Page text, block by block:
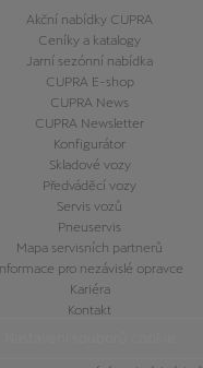
Akční nabídky CUPRA
Ceníky a katalogy
Jarní sezónní nabídka
CUPRA E-shop
CUPRA News
CUPRA Newsletter
Konfigurátor
Skladové vozy
Předváděcí vozy
Servis vozů
Pneuservis
Mapa servisních partnerů
pro nezávislé opravce
Kariéra
Kontakt